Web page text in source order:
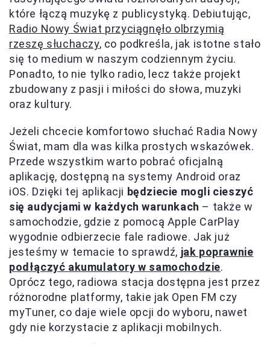
które łączą muzykę z publicystyką. Debiutując,
Radio Nowy Świat przyciągnęło olbrzymią
rzeszę słuchaczy, co podkreśla, jak istotne stało
się to medium w naszym codziennym życiu.
Ponadto, to nie tylko radio, lecz także projekt
zbudowany z pasji i miłości do słowa, muzyki
oraz kultury.
Jeżeli chcecie komfortowo słuchać Radia Nowy
Świat, mam dla was kilka prostych wskazówek.
Przede wszystkim warto pobrać oficjalną
aplikację, dostępną na systemy Android oraz
iOS. Dzięki tej aplikacji będziecie mogli cieszyć
się audycjami w każdych warunkach – także w
samochodzie, gdzie z pomocą Apple CarPlay
wygodnie odbierzecie fale radiowe. Jak już
jesteśmy w temacie to sprawdź, jak poprawnie
podłączyć akumulatory w samochodzie.
Oprócz tego, radiowa stacja dostępna jest przez
różnorodne platformy, takie jak Open FM czy
myTuner, co daje wiele opcji do wyboru, nawet
gdy nie korzystacie z aplikacji mobilnych.